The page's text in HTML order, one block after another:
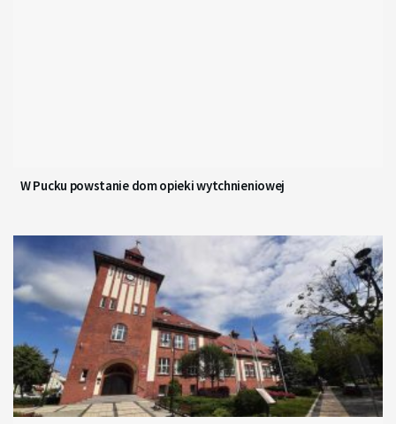
W Pucku powstanie dom opieki wytchnieniowej